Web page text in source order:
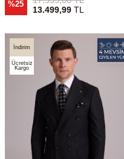
%25
13.499,99TL
İndirim
Ücretsiz
Kargo